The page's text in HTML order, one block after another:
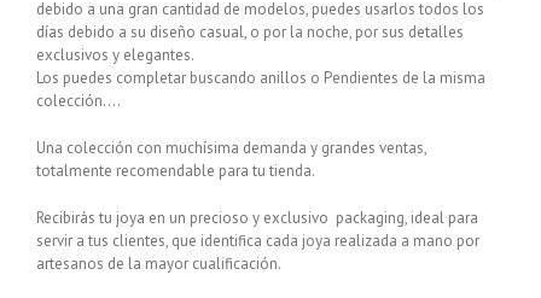
debido a una gran cantidad de modelos, puedes usarlos todos los
días debido a su diseño casual, o por la noche, por sus detalles
exclusivos y elegantes.
Los puedes completar buscando anillos o Pendientes de la misma
colección….
Una colección con muchísima demanda y grandes ventas,
totalmente recomendable para tu tienda.
Recibirás tu joya en un precioso y exclusivo packaging, ideal para
servir a tus clientes, que identifica cada joya realizada a mano por
artesanos de la mayor cualificación.